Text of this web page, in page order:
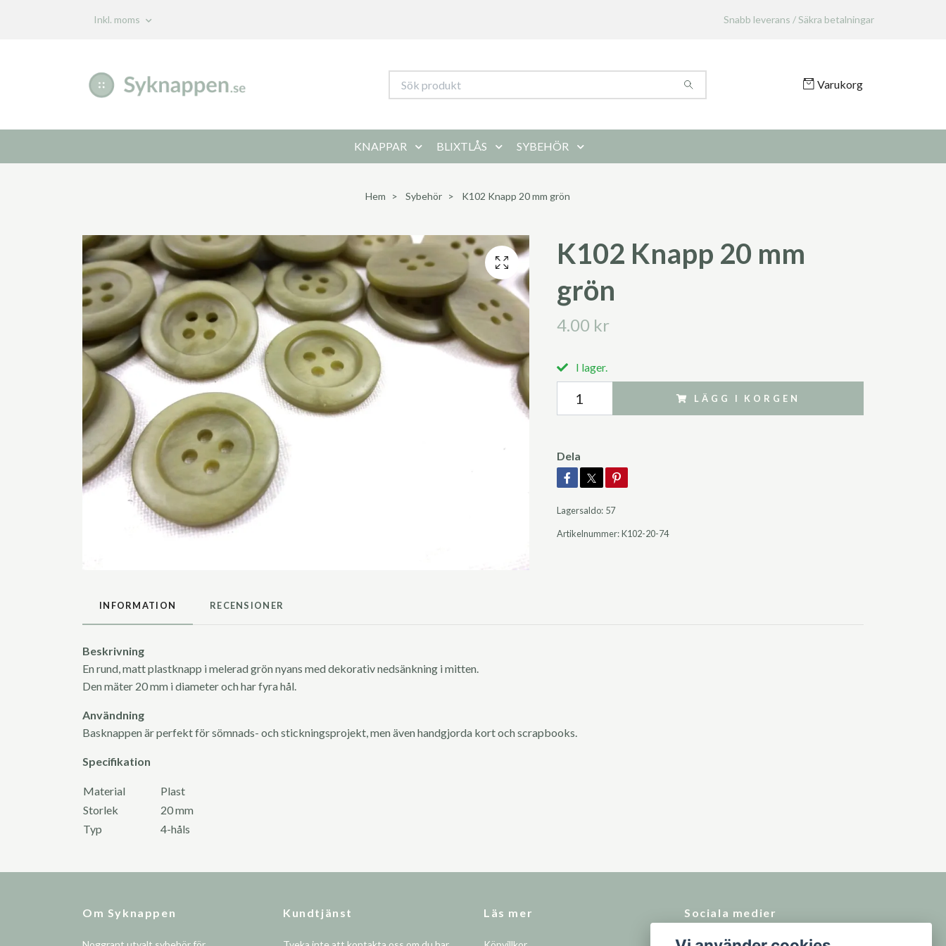
Inkl. moms Snabb leverans / Säkra betalningar
Varukorg
KNAPPAR BLIXTLÅS SYBEHÖR
Hem Sybehör K102 Knapp 20 mm grön
K102 Knapp 20 mm
grön
4.00 kr
I lager.
LÄGG I KORGEN
Dela
Lagersaldo: 57
Artikelnummer:K102-20-74
INFORMATION RECENSIONER
Beskrivning
En rund, matt plastknapp i melerad grön nyans med dekorativ nedsänkning i mitten.
Den mäter 20 mm i diameter och har fyra hål.
Användning
Basknappen är perfekt för sömnads- och stickningsprojekt, men även handgjorda kort och scrapbooks.
Specifikation
Material
Plast
Storlek
20 mm
Typ
4-håls
Om Syknappen Kundtjänst Läs mer Sociala medier